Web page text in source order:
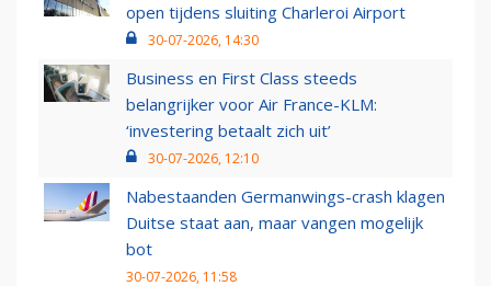
open tijdens sluiting Charleroi Airport
30-07-2026, 14:30
Business en First Class steeds
belangrijker voor Air France-KLM:
‘investering betaalt zich uit’
30-07-2026, 12:10
Nabestaanden Germanwings-crash klagen
Duitse staat aan, maar vangen mogelijk
bot
30-07-2026, 11:58